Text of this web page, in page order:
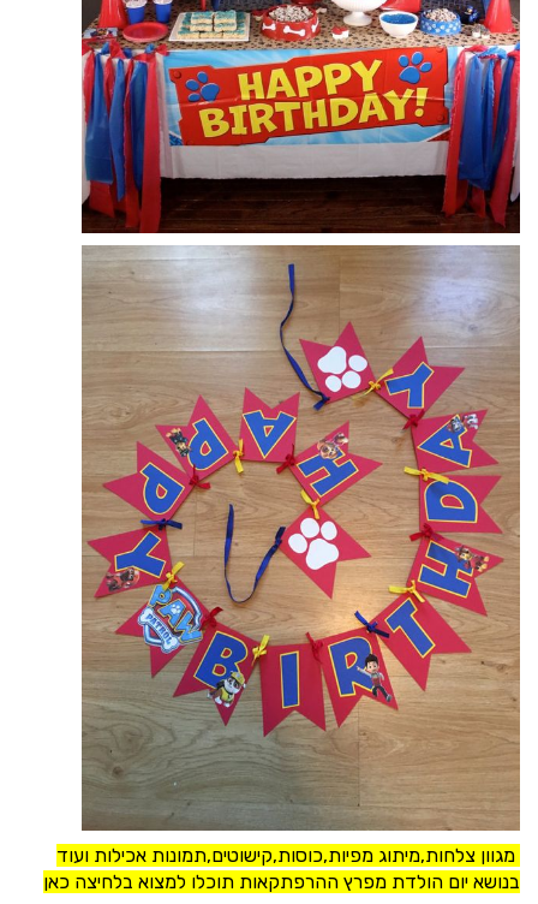
מגוון צלחות,מיתוג מפיות,כוסות,קישוטים,תמונות אכילות ועוד
בנושא יום הולדת מפרץ ההרפתקאות תוכלו למצוא בלחיצה כאן